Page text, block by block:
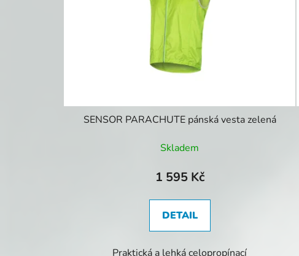
SENSOR PARACHUTE pánská vesta zelená
Skladem
1 595 Kč
DETAIL
Praktická a lehká celopropínací